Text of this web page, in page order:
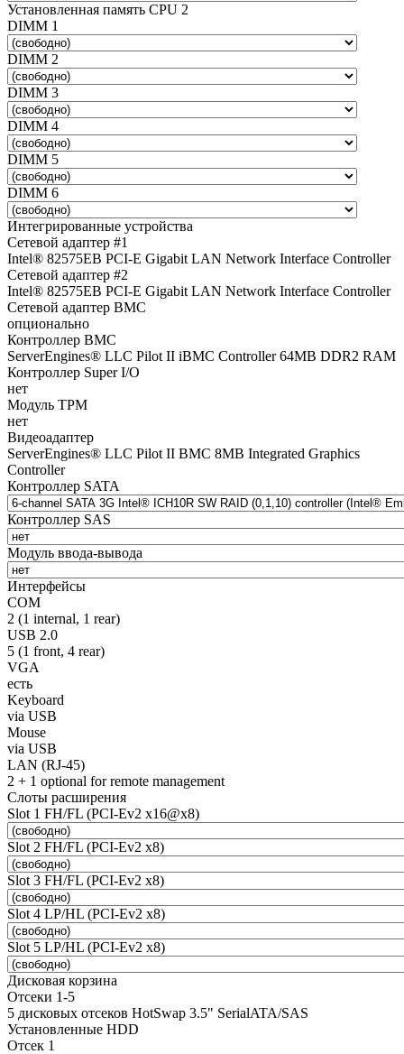
Установленная память CPU 2
DIMM 1
DIMM 2
DIMM 3
DIMM 4
DIMM 5
DIMM 6
Интегрированные устройства
Сетевой адаптер #1
Intel® 82575EB PCI-E Gigabit LAN Network Interface Controller
Сетевой адаптер #2
Intel® 82575EB PCI-E Gigabit LAN Network Interface Controller
Сетевой адаптер BMC
опционально
Контроллер BMC
ServerEngines® LLC Pilot II iBMC Controller 64MB DDR2 RAM
Контроллер Super I/O
нет
Модуль TPM
нет
Видеоадаптер
ServerEngines® LLC Pilot II BMC 8MB Integrated Graphics
Controller
Контроллер SATA
Контроллер SAS
Модуль ввода-вывода
Интерфейсы
COM
2 (1 internal, 1 rear)
USB 2.0
5 (1 front, 4 rear)
VGA
есть
Keyboard
via USB
Mouse
via USB
LAN (RJ-45)
2 + 1 optional for remote management
Слоты расширения
Slot 1 FH/FL (PCI-Ev2 x16@x8)
Slot 2 FH/FL (PCI-Ev2 x8)
Slot 3 FH/FL (PCI-Ev2 x8)
Slot 4 LP/HL (PCI-Ev2 x8)
Slot 5 LP/HL (PCI-Ev2 x8)
Дисковая корзина
Отсеки 1-5
5 дисковых отсеков HotSwap 3.5" SerialATA/SAS
Установленные HDD
Отсек 1